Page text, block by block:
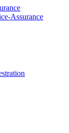
Assurance